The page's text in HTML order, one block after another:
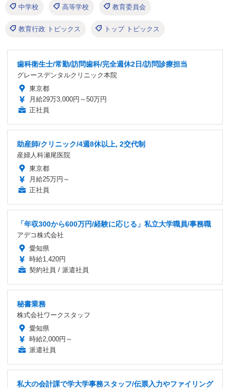
中学校 高等学校 教育委員会
教育行政 トピックス トップ トピックス
歯科衛生士/常勤/訪問歯科/完全週休2日/訪問診療担当
グレースデンタルクリニック本院
東京都
月給29万3,000円～50万円
正社員
助産師/クリニック/4週8休以上, 2交代制
産婦人科瀬尾医院
東京都
月給25万円～
正社員
「年収300から600万円/経験に応じる」私立大学職員/事務職
アデコ株式会社
愛知県
時給1,420円
契約社員 / 派遣社員
秘書業務
株式会社ワークスタッフ
愛知県
時給2,000円～
派遣社員
私大の会計課で学大学事務スタッフ/伝票入力やファイリング